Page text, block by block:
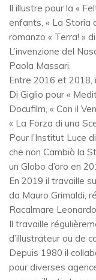
Il illustre pour la «
enfants, « La Storia
romanzo « Terra! »
L’invenzione del
Paola Massari.
Entre 2016 et 2018,
Di Giglio pour «
Docufilm, « Con il
« La Forza di una
Pour l’Institut Luce
che non Cambiò la
un Globo d’oro en
En 2019 il travaille
da Mauro Grimaldi,
Racalmare
Il travaille
d’illustrateur ou de
Depuis 1980 il
pour diverses